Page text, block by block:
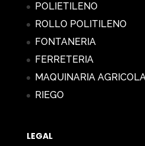
POLIETILENO
ROLLO POLITILENO
FONTANERIA
FERRETERIA
MAQUINARIA
RIEGO
LEGAL